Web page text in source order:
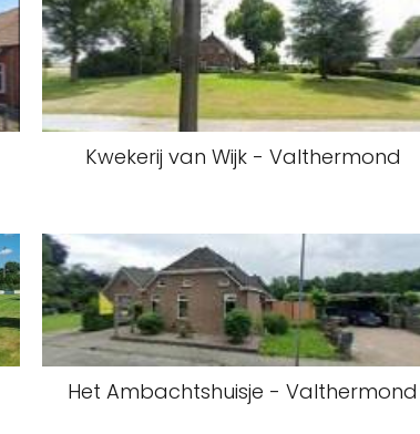
Kwekerij van Wijk - Valthermond
Het Ambachtshuisje - Valthermond